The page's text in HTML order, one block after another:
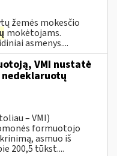
žemės mokesčio
mokėtojams.
asmenys....
VMI nustatė
– VMI)
formuotojo
asmuo iš
200,5 tūkst....